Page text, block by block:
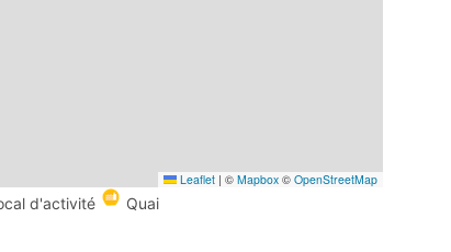
Leaflet | © Mapbox © OpenStreetMap
d'activité Quai